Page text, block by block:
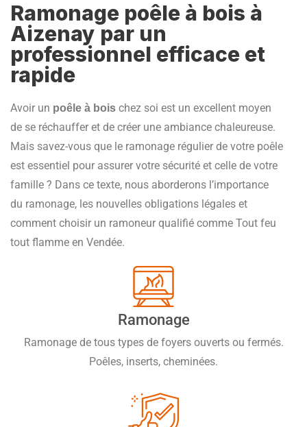
Ramonage poêle à bois à
Aizenay par un
professionnel efficace et
rapide
Avoir un poêle à bois chez soi est un excellent moyen
de se réchauffer et de créer une ambiance chaleureuse.
Mais savez-vous que le ramonage régulier de votre poêle
est essentiel pour assurer votre sécurité et celle de votre
famille ? Dans ce texte, nous aborderons l’importance
du ramonage, les nouvelles obligations légales et
comment choisir un ramoneur qualifié comme Tout feu
tout flamme en Vendée.
Ramonage
Ramonage de tous types de foyers ouverts ou fermés.
Poêles, inserts, cheminées.